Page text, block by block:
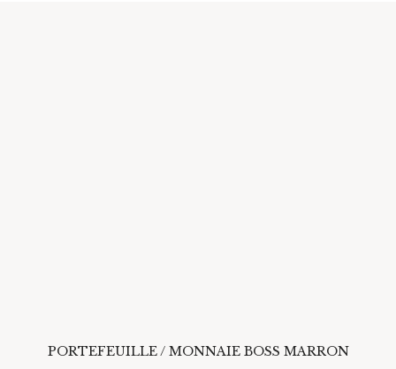
PORTEFEUILLE / MONNAIE BOSS MARRON